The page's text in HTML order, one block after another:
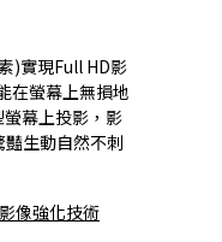
)實現Full HD影
在螢幕上無損地
幕上投影，影
生動自然不刺
像強化技術